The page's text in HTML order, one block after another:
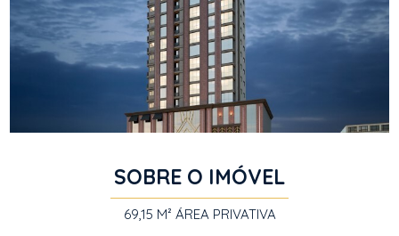
SOBRE O IMÓVEL
69,15 M² ÁREA PRIVATIVA